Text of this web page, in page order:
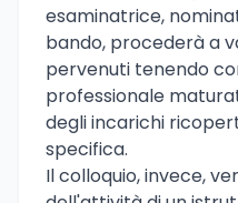
esaminatrice,
bando, procederà a
pervenuti tenendo
professionale
degli incarichi
specifica.
Il colloquio, invece,